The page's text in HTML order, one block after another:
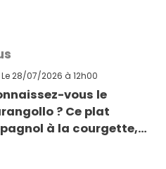
Le 28/07/2026 à 12h00
vous le
? Ce plat
à la courgette,